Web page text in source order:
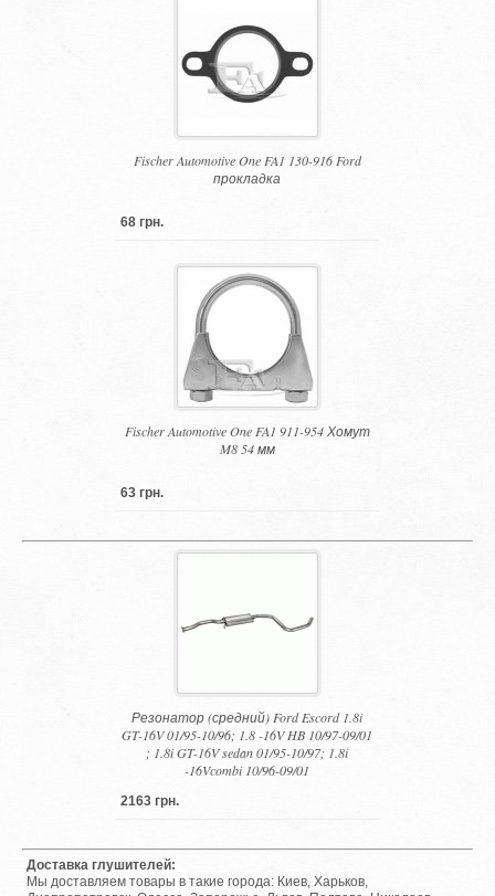
Fischer Automotive One FA1 130-916 Ford
прокладка
68 грн.
Fischer Automotive One FA1 911-954 Хомут
M8 54 мм
63 грн.
Резонатор (средний) Ford Escord 1.8i
GT-16V 01/95-10/96; 1.8 -16V HB 10/97-09/01
; 1.8i GT-16V sedan 01/95-10/97; 1.8i
-16Vcombi 10/96-09/01
2163 грн.
Доставка глушителей:
Мы доставляем товары в такие города: Киев, Харьков,